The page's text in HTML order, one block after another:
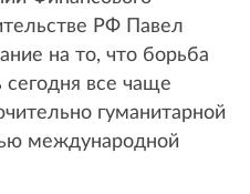
РФ Павел
на то, что борьба
сегодня все чаще
гуманитарной
международной